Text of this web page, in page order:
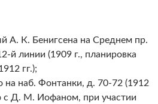
А. К. Бенигсена на Среднем пр.
й линии (1909 г., планировка
гг.);
на наб. Фонтанки, д. 70-72 (1912
с Д. М. Иофаном, при участии